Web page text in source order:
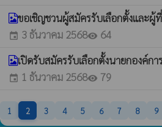
ขอเชิญชวนผู้สมัครรับเลือกตั้งและผู้
event 3 ธันวาคม 2568visibility 64
เปิดรับสมัครรับเลือกตั้งนายกองค์
event 1 ธันวาคม 2568visibility 79
1 2 3 4 5 6 7 8 9